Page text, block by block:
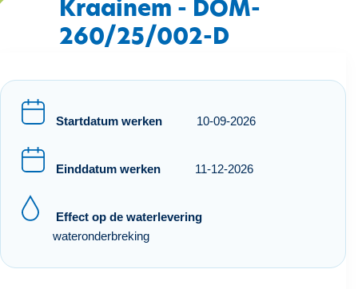
n
o
Kraainem - DOM-
260/25/002-D
Startdatum werken 10-09-2026
Einddatum werken 11-12-2026
Effect op de waterlevering
wateronderbreking